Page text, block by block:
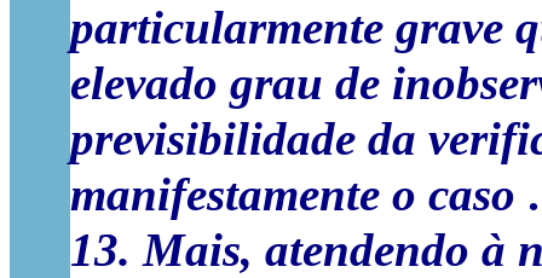
particularmente grave
elevado grau de
previsibilidade da
manifestamente o
13. Mais, atendendo à